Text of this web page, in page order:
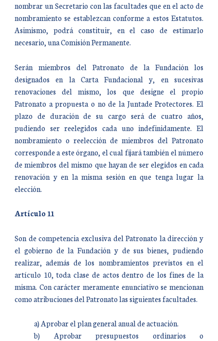
nombrar un Secretario con las facultades que en el acto de
nombramiento se establezcan conforme a estos Estatutos.
Asimismo, podrá constituir, en el caso de estimarlo
necesario, una Comisión Permanente.
Serán miembros del Patronato de la Fundación los
designados en la Carta Fundacional y, en sucesivas
renovaciones del mismo, los que designe el propio
Patronato a propuesta o no de la Juntade Protectores. El
plazo de duración de su cargo será de cuatro años,
pudiendo ser reelegidos cada uno indefinidamente. El
nombramiento o reelección de miembros del Patronato
corresponde a este órgano, el cual fijará también el número
de miembros del mismo que hayan de ser elegidos en cada
renovación y en la misma sesión en que tenga lugar la
elección.
Artículo 11
Son de competencia exclusiva del Patronato la dirección y
el gobierno de la Fundación y de sus bienes, pudiendo
realizar, además de los nombramientos previstos en el
artículo 10, toda clase de actos dentro de los fines de la
misma. Con carácter meramente enunciativo se mencionan
como atribuciones del Patronato las siguientes facultades.
a) Aprobar el plan general anual de actuación.
b) Aprobar presupuestos ordinarios o